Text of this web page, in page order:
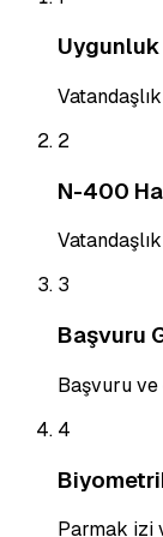
2
N-400
3
Başvuru
Başvuru
4
Parmak izi